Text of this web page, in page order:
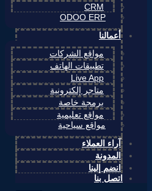
CRM
ODOO ERP
أعمالنا
مواقع الشركات
تطبيقات الهاتف
Live App
متاجر إلكترونية
برمجة خاصة
مواقع تعليمية
مواقع سياحية
آراء العملاء
المدونة
انضم إلينا
اتصل بنا